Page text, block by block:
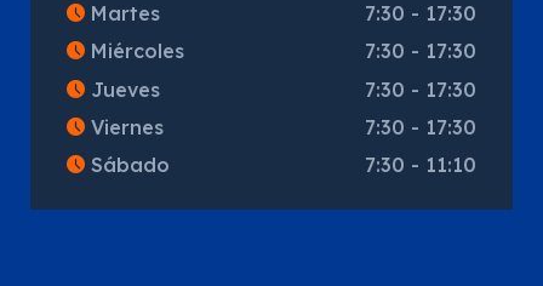
Martes
7:30 - 17:30
Miércoles
7:30 - 17:30
Jueves
7:30 - 17:30
Viernes
7:30 - 17:30
Sábado
7:30 - 11:10